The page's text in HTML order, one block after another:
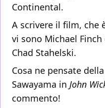
Continental.
A scrivere il film, che
vi sono Michael
Chad Stahelski.
Cosa ne pensate
Sawayama in John
commento!